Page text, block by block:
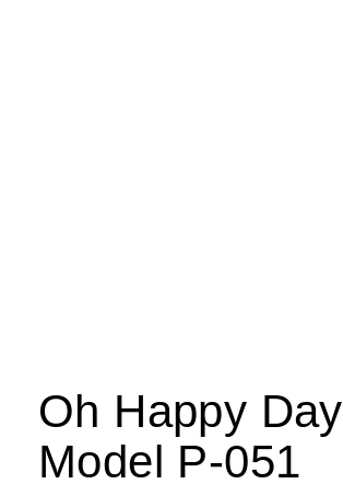
Oh Happy Day
Model P-051